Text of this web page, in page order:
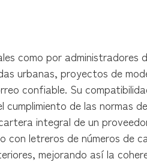
como por administradores
urbanas, proyectos de
confiable. Su
de las normas
integral de un
letreros de números de
mejorando así la